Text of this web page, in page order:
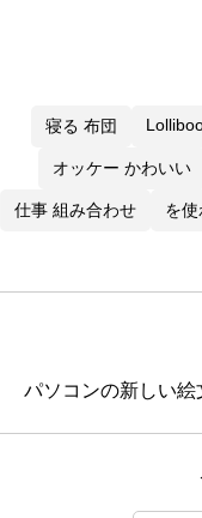
寝る 布団
オッケー かわいい
仕事 組み合わせ を
パソコンの新しい絵